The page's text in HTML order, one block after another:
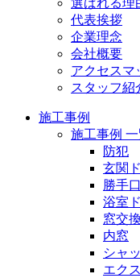
選ばれる理
代表挨拶
企業理念
会社概要
アクセスマ
スタッフ紹
施工事例
施工事例
防犯
玄関
勝手口
浴室
窓交換
内窓
シャ
エク